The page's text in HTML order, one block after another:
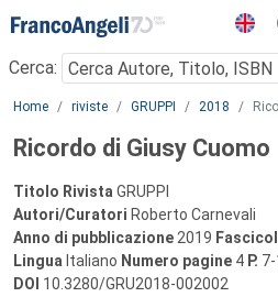
Menu
Cerca:
Main content
Home riviste GRUPPI 2018
Ricordo di Giusy Cuomo
Titolo Rivista GRUPPI
Autori/Curatori Roberto Carnevali
Anno di pubblicazione 2019
Lingua Italiano Numero pagine 4 P.
DOI 10.3280/GRU2018-002002